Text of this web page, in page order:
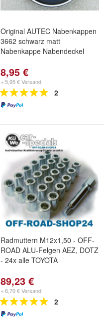
Original AUTEC Nabenkappen
3662 schwarz matt
Nabenkappe Nabendeckel
8,95 €
+ 5,95 € Versand
2
Radmuttern M12x1,50 - OFF-
ROAD ALU-Felgen AEZ, DOTZ
- 24x alle TOYOTA
89,23 €
+ 6,70 € Versand
2